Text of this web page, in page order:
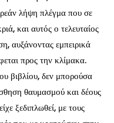
λήψη πλέγμα που σε
και αυτός ο τελευταίος
αυξάνοντας εμπειρικά
προς την κλίμακα.
βιβλίου, δεν μπορούσα
θαυμασμού και δέους
ξεδιπλωθεί, με τους